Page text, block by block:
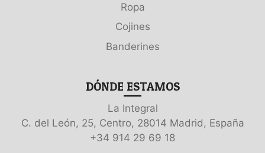
Ropa
Cojines
Banderines
DÓNDE ESTAMOS
La Integral
C. del León, 25, Centro, 28014 Madrid, España
+34 914 29 69 18